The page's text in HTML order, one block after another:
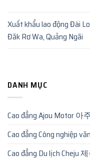
Xuất khẩu lao động Đài
Đăk Rơ Wa, Quảng Ngãi
DANH MỤC
Cao đẳng Ajou Motor
Cao đẳng Công nghiệp
Cao đẳng Du lịch Cheju